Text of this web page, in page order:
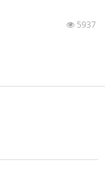
5937